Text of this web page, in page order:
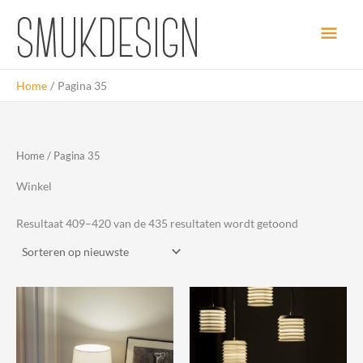
inhoud
Home Pagina 35
Home / Pagina 35
Winkel
Resultaat 409–420 van de 435 resultaten wordt getoond